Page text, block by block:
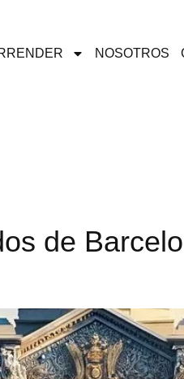
NOSOTROS
de